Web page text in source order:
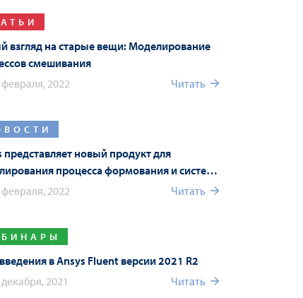
взгляд на старые вещи: Моделирование
смешивания
февраля, 2022
Читать
представляет новый продукт для
процесса формования и систему
Connect в новой версии Ansys 2022 R1
2022 Читать
в Ansys Fluent версии 2021 R2
2021
Читать